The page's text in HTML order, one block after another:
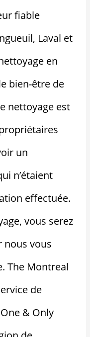
fiable
Laval et
en
bien-être de
nettoyage est
un
n’étaient
effectuée.
vous serez
nous vous
The Montreal
de
& Only